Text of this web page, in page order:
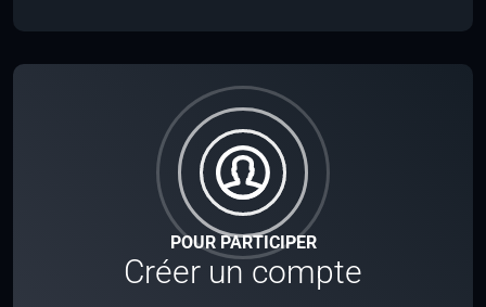
POUR PARTICIPER
Créer un compte